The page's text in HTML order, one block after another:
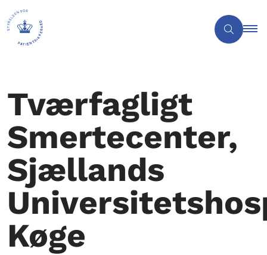
Tværfagligt
Smertecenter,
Sjællands
Køge